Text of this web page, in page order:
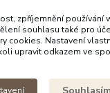
zpříjemnění používání
souhlasu také pro
cookies. Nastavení
upravit odkazem ve